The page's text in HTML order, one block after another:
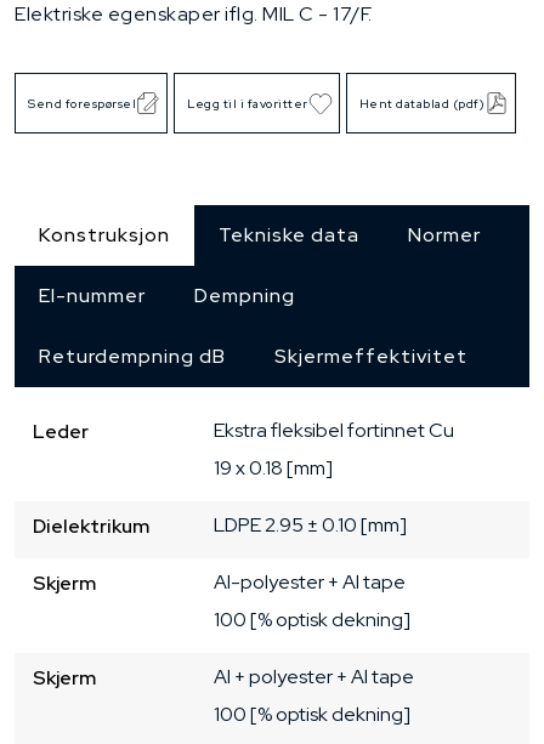
Elektriske egenskaper iflg. MIL C - 17/F.
Send forespørsel Legg til i favoritter Hent datablad (pdf)
Konstruksjon Tekniske data Normer
El-nummer Dempning
Returdempning dB Skjermeffektivitet
Leder Ekstra fleksibelfortinnet Cu
19 x 0.18 [mm]
Dielektrikum LDPE2.95 ± 0.10 [mm]
Skjerm
Al-polyester + Al tape
100 [% optisk dekning]
Skjerm
Al + polyester + Al tape
100 [% optisk dekning]